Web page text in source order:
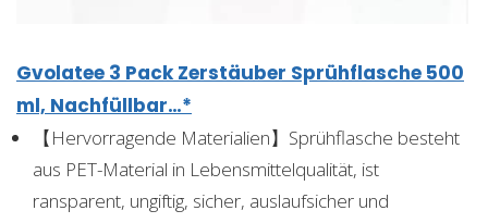
Gvolatee 3 Pack Zerstäuber Sprühflasche 500
ml, Nachfüllbar…*
【Hervorragende Materialien】Sprühflasche besteht
aus PET-Material in Lebensmittelqualität, ist
ransparent, ungiftig, sicher, auslaufsicher und